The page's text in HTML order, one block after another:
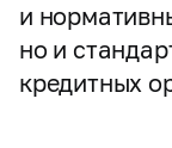
и
но и
кредитных